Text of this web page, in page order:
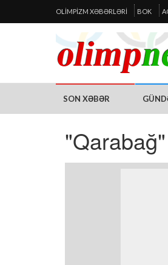
OLIMPIZM XƏBƏRLƏRI BOK
SON XƏBƏR